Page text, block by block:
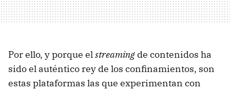
Por ello, y porque elstreaming de contenidos ha
sido el auténtico rey de los confinamientos, son
estas plataformas las que experimentan con